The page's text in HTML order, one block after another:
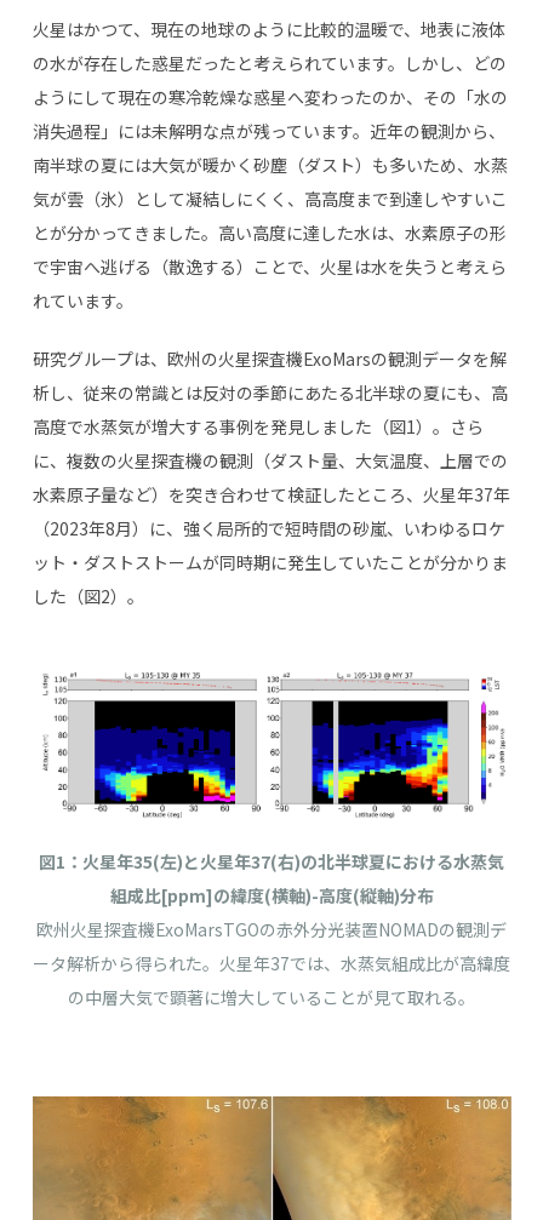
火星はかつて、現在の地球のように比較的温暖で、地表に液体
の水が存在した惑星だったと考えられています。しかし、どの
ようにして現在の寒冷乾燥な惑星へ変わったのか、その「水の
消失過程」には未解明な点が残っています。近年の観測から、
南半球の夏には大気が暖かく砂塵（ダスト）も多いため、水蒸
気が雲（氷）として凝結しにくく、高高度まで到達しやすいこ
とが分かってきました。高い高度に達した水は、水素原子の形
で宇宙へ逃げる（散逸する）ことで、火星は水を失うと考えら
れています。
研究グループは、欧州の火星探査機ExoMarsの観測データを解
析し、従来の常識とは反対の季節にあたる北半球の夏にも、高
高度で水蒸気が増大する事例を発見しました（図1）。さら
に、複数の火星探査機の観測（ダスト量、大気温度、上層での
水素原子量など）を突き合わせて検証したところ、火星年37年
（2023年8月）に、強く局所的で短時間の砂嵐、いわゆるロケ
ット・ダストストームが同時期に発生していたことが分かりま
した（図2）。
図1 ：火星年35(左)と火星年37(右)の北半球夏における水蒸気
組成比[ppm]の緯度(横軸)-高度(縦軸)分布
欧州火星探査機ExoMarsTGOの赤外分光装置NOMADの観測デ
ータ解析から得られた。火星年37では、水蒸気組成比が高緯度
の中層大気で顕著に増大していることが見て取れる。